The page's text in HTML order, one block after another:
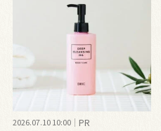
2026.07.10 10:00 PR